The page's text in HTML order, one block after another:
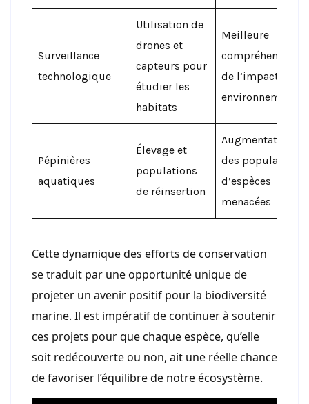
Surveillance
technologique
Utilisation de
drones et
capteurs pour
étudier les
habitats
Meilleure
compréhension
de l’impact
environnemental
Pépinières
aquatiques
Élevage et
populations
de réinsertion
Augmentation
des populations
d’espèces
menacées
Cette dynamique des efforts de conservation
se traduit par une opportunité unique de
projeter un avenir positif pour la biodiversité
marine. Il est impératif de continuer à soutenir
ces projets pour que chaque espèce, qu’elle
soit redécouverte ou non, ait une réelle chance
de favoriser l’équilibre de notre écosystème.